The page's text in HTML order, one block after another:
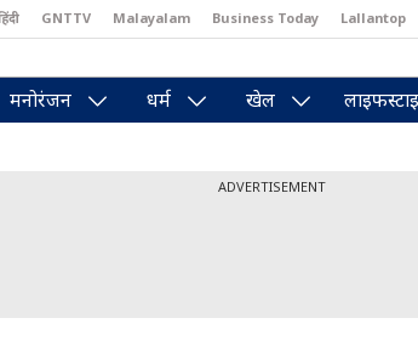
GNTTV Malayalam Business Today Lallantop
मनोरंजन धर्म खेल
ADVERTISEMENT